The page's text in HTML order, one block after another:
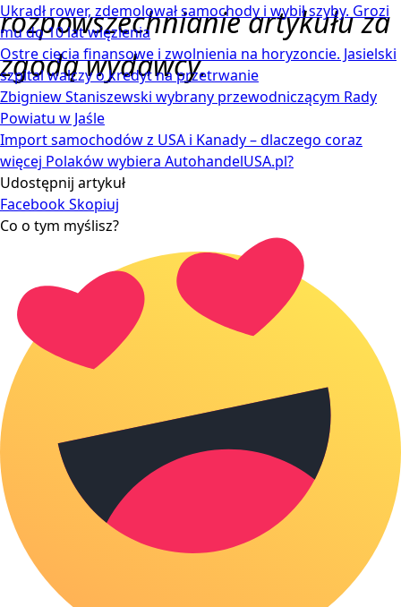
rozpowszechnianie artykułu za
zgodą wydawcy.
Ukradł rower, zdemolował samochody i wybił szyby. Grozi
mu do 10 lat więzienia
Ostre cięcia finansowe i zwolnienia na horyzoncie. Jasielski
szpital walczy o kredyt na przetrwanie
Zbigniew Staniszewski wybrany przewodniczącym Rady
Powiatu w Jaśle
Import samochodów z USA i Kanady – dlaczego coraz
więcej Polaków wybiera AutohandelUSA.pl?
Udostępnij artykuł
FacebookSkopiuj
Co o tym myślisz?